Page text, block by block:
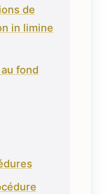
de
in limine
fond